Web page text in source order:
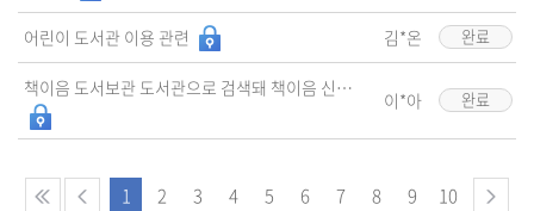
어린이 도서관 이용 관련 김*온 완료
책이음 도서보관 도서관으로 검색돼 책이음 신청하려는데 책 검색이 되지 않는데?
이*아 완료
1 2 3 4 5 6 7 8 9 10